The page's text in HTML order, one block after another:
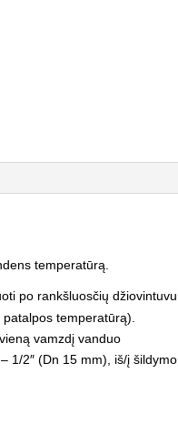
temperatūrą.
po rankšluosčių džiovintuvu,
temperatūrą).
vamzdį vanduo
1/2″ (Dn 15 mm), iš/į šildymo